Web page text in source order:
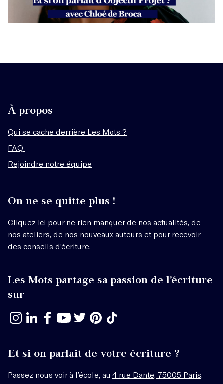
À propos
Qui se cache derrière Les Mots ?
FAQ
Rejoindre notre équipe
On ne se quitte plus !
Cliquez ici pour ne rien manquer de nos actualités, de
nos ateliers, de nos nouveaux auteurs et pour recevoir
des conseils d’écriture.
Les Mots partage sa passion de l’écriture
sur
Et si on parlait de votre écriture ?
Passez nous voir à l’école, au 4 rue Dante, 75005 Paris